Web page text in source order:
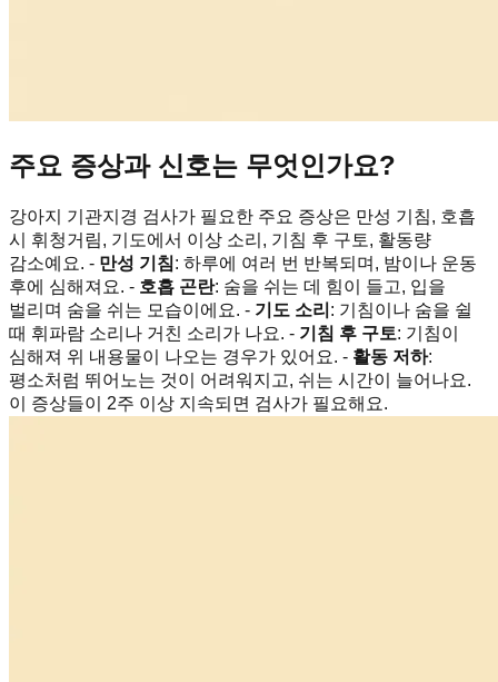
주요 증상과 신호는 무엇인가요?
강아지 기관지경 검사가 필요한 주요 증상은 만성 기침, 호흡
시 휘청거림, 기도에서 이상 소리, 기침 후 구토, 활동량
감소예요. - 만성 기침: 하루에 여러 번 반복되며, 밤이나 운동
후에 심해져요. - 호흡 곤란: 숨을 쉬는 데 힘이 들고, 입을
벌리며 숨을 쉬는 모습이에요. - 기도 소리 : 기침이나 숨을 쉴
때 휘파람 소리나 거친 소리가 나요. - 기침 후 구토: 기침이
심해져 위 내용물이 나오는 경우가 있어요. - 활동 저하:
평소처럼 뛰어노는 것이 어려워지고, 쉬는 시간이 늘어나요.
이 증상들이 2주 이상 지속되면 검사가 필요해요.